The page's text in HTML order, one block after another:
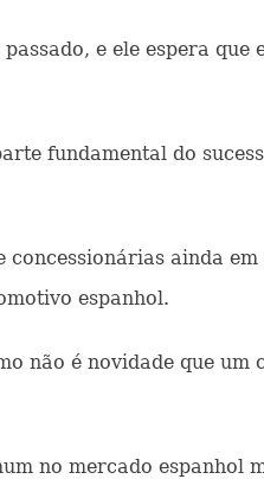
e ele espera que
fundamental do
ainda em
espanhol.
não é novidade que um
no mercado espanhol